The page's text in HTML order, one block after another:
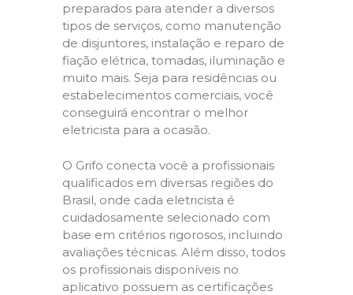
preparados para atender a diversos
tipos de serviços, como manutenção
de disjuntores, instalação e reparo de
fiação elétrica, tomadas, iluminação e
muito mais. Seja para residências ou
estabelecimentos comerciais, você
conseguirá encontrar o melhor
eletricista para a ocasião.
O Grifo conecta você a profissionais
qualificados em diversas regiões do
Brasil, onde cada eletricista é
cuidadosamente selecionado com
base em critérios rigorosos, incluindo
avaliações técnicas. Além disso, todos
os profissionais disponíveis no
aplicativo possuem as certificações